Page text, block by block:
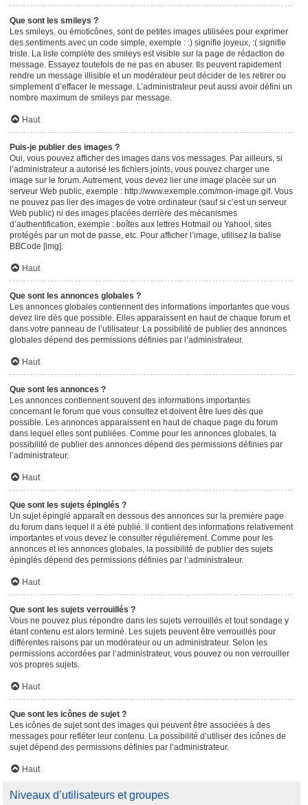
Que sont les smileys ?
Les smileys, ou émoticônes, sont de petites images utilisées pour exprimer
des sentiments avec un code simple, exemple : :) signifie joyeux, :( signifie
triste. La liste complète des smileys est visible sur la page de rédaction de
message. Essayez toutefois de ne pas en abuser. Ils peuvent rapidement
rendre un message illisible et un modérateur peut décider de les retirer ou
simplement d’effacer le message. L’administrateur peut aussi avoir défini un
nombre maximum de smileys par message.
Haut
Puis-je publier des images ?
Oui, vous pouvez afficher des images dans vos messages. Par ailleurs, si
l’administrateur a autorisé les fichiers joints, vous pouvez charger une
image sur le forum. Autrement, vous devez lier une image placée sur un
serveur Web public, exemple : http://www.exemple.com/mon-image.gif. Vous
ne pouvez pas lier des images de votre ordinateur (sauf si c’est un serveur
Web public) ni des images placées derrière des mécanismes
d’authentification, exemple : boîtes aux lettres Hotmail ou Yahoo!, sites
protégés par un mot de passe, etc. Pour afficher l’image, utilisez la balise
BBCode [img].
Haut
Que sont les annonces globales ?
Les annonces globales contiennent des informations importantes que vous
devez lire dès que possible. Elles apparaissent en haut de chaque forum et
dans votre panneau de l’utilisateur. La possibilité de publier des annonces
globales dépend des permissions définies par l’administrateur.
Haut
Que sont les annonces ?
Les annonces contiennent souvent des informations importantes
concernant le forum que vous consultez et doivent être lues dès que
possible. Les annonces apparaissent en haut de chaque page du forum
dans lequel elles sont publiées. Comme pour les annonces globales, la
possibilité de publier des annonces dépend des permissions définies par
l’administrateur.
Haut
Que sont les sujets épinglés ?
Un sujet épinglé apparaît en dessous des annonces sur la première page
du forum dans lequel il a été publié. il contient des informations relativement
importantes et vous devez le consulter régulièrement. Comme pour les
annonces et les annonces globales, la possibilité de publier des sujets
épinglés dépend des permissions définies par l’administrateur.
Haut
Que sont les sujets verrouillés ?
Vous ne pouvez plus répondre dans les sujets verrouillés et tout sondage y
étant contenu est alors terminé. Les sujets peuvent être verrouillés pour
différentes raisons par un modérateur ou un administrateur. Selon les
permissions accordées par l’administrateur, vous pouvez ou non verrouiller
vos propres sujets.
Haut
Que sont les icônes de sujet ?
Les icônes de sujet sont des images qui peuvent être associées à des
messages pour refléter leur contenu. La possibilité d’utiliser des icônes de
sujet dépend des permissions définies par l’administrateur.
Haut
Niveaux d’utilisateurs et groupes